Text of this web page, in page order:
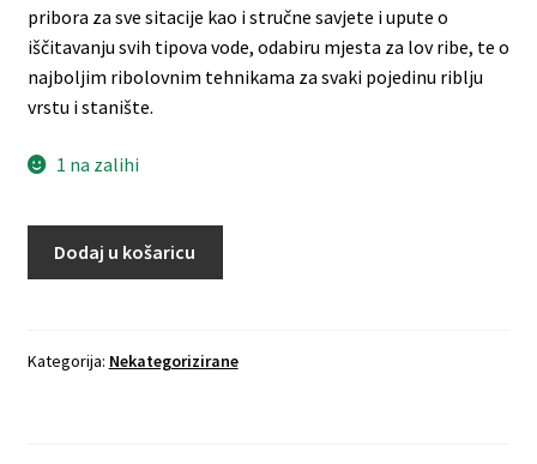
pribora za sve sitacije kao i stručne savjete i upute o
iščitavanju svih tipova vode, odabiru mjesta za lov ribe, te o
najboljim ribolovnim tehnikama za svaki pojedinu riblju
vrstu i stanište.
1 na zalihi
Dodaj u košaricu
Kategorija: Nekategorizirane